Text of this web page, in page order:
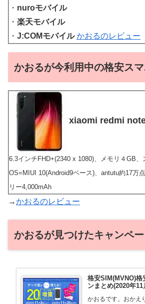
・ nuroモバイル
・ 楽天モバイル
・ J:COMモバイル かおるのレビュー
かおるが今利用中の格安スマ
xiaomi redmi
6.3インチFHD+(2340 x 1080)、メモリ４GB、
OS=MIUI 10(Android9ベース)、antutu約17万
リー4,000mAh
→かおるのレビュー
かおるが見つけたキャンペ
格安SIM(MVNO)格
ンまとめ(2020年
かおるです。おかえ